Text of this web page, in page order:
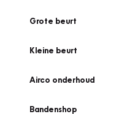
Grote beurt
Kleine beurt
Airco onderhoud
Bandenshop